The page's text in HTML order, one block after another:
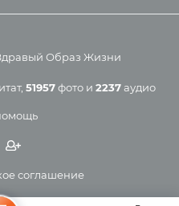
Цитаты
МагазинОбраз Жизни
, 51957фотои 2237аудио
соглашение